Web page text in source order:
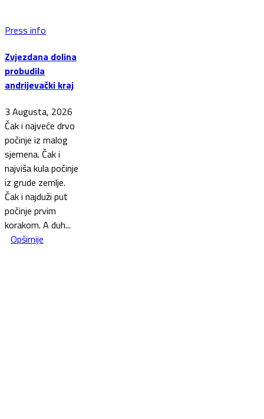
Press info
Zvjezdana dolina
probudila
andrijevački kraj
3 Augusta, 2026
Čak i najveće drvo
počinje iz malog
sjemena. Čak i
najviša kula počinje
iz grude zemlje.
Čak i najduži put
počinje prvim
korakom. A duh...
Opširnije